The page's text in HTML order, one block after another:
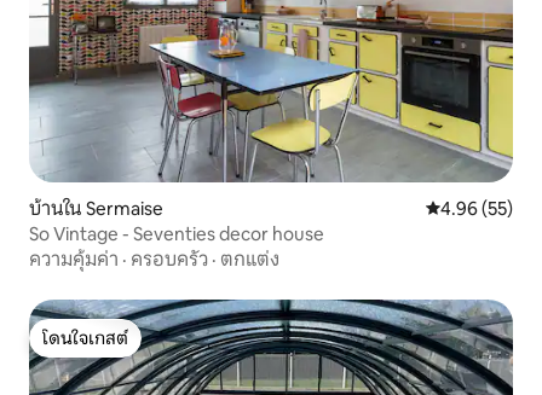
บ้านใน Sermaise คะแนนเฉลี่ย
4.96 (55)
So Vintage - Seventies decor house
ความคุ้มค่า · ครอบครัว · ตกแต่ง
โดนใจเกสต์
โดนใจเกสต์